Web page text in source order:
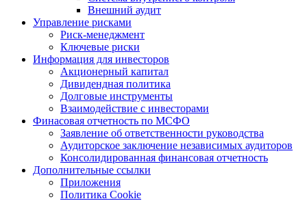
Внешний аудит
Управление рисками
Риск-менеджмент
Ключевые риски
Информация для инвесторов
Акционерный капитал
Дивидендная политика
Долговые инструменты
Взаимодействие с инвеcторами
Финасовая отчетность по МСФО
Заявление об ответственности руководства
Аудиторское заключение независимых аудиторов
Консолидированная финансовая отчетность
Дополнительные ссылки
Приложения
Политика Cookie